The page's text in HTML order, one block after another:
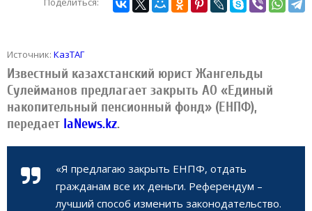
Источник: КазТАГ
Известный казахстанский юрист Жангельды
Сулейманов предлагает закрыть АО «Единый
накопительный пенсионный фонд» (ЕНПФ),
передает IaNews.kz.
«Я предлагаю закрыть ЕНПФ, отдать
гражданам все их деньги. Референдум –
лучший способ изменить законодательство.